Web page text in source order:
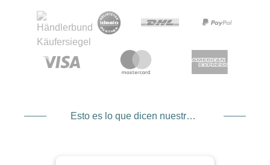
Esto es lo que dicen nuestros clientes